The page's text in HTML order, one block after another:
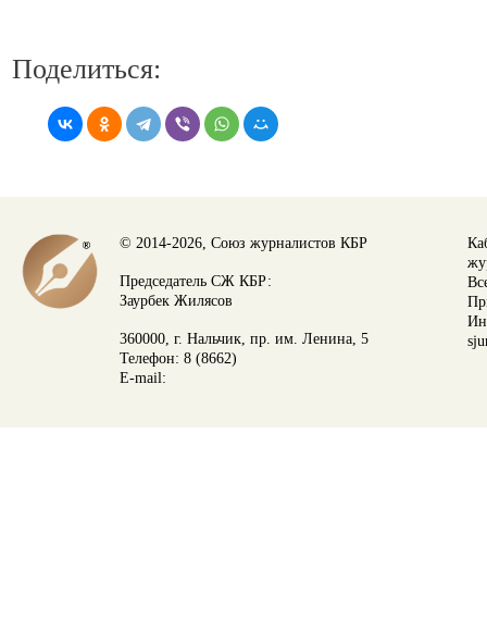
Поделиться:
© 2014-2026, Союз журналистов КБР
Председатель СЖ КБР:
Заурбек Жилясов
360000, г. Нальчик, пр. им. Ленина, 5
Телефон: 8 (8662)
E-mail: